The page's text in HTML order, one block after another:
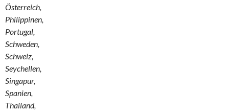
Österreich,
Philippinen,
Portugal,
Schweden,
Schweiz,
Seychellen,
Singapur,
Spanien,
Thailand,